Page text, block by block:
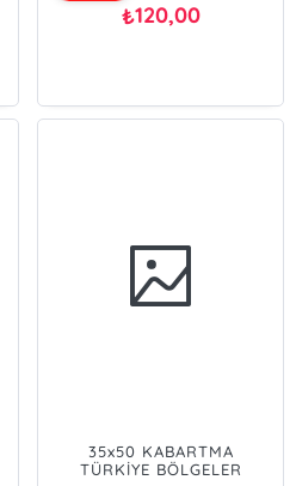
₺120,00
35x50 KABARTMA
TÜRKİYE BÖLGELER